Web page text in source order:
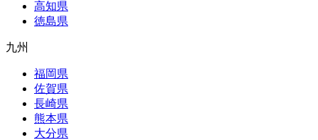
高知県
徳島県
九州
福岡県
佐賀県
長崎県
熊本県
大分県